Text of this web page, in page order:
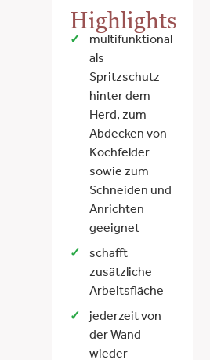
Highlights
multifunktional
als
Spritzschutz
hinter dem
Herd, zum
Abdecken von
Kochfelder
sowie zum
Schneiden und
Anrichten
geeignet
schafft
zusätzliche
Arbeitsfläche
jederzeit von
der Wand
wieder